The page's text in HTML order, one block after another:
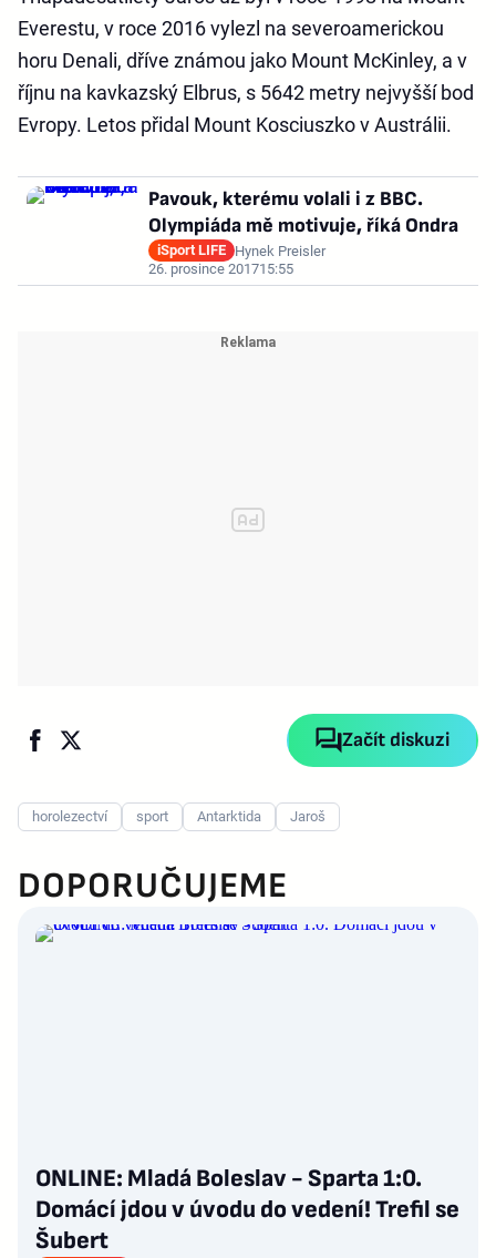
Everestu, v roce 2016 vylezl na severoamerickou
horu Denali, dříve známou jako Mount McKinley, a v
říjnu na kavkazský Elbrus, s 5642 metry nejvyšší bod
Evropy. Letos přidal Mount Kosciuszko v Austrálii.
Pavouk, kterému volali i z BBC.
Olympiáda mě motivuje, říká Ondra
iSport LIFE Hynek Preisler
26. prosince 201715:55
Začít diskuzi
horolezectví sport Antarktida Jaroš
DOPORUČUJEME
ONLINE: Mladá Boleslav - Sparta 1:0.
Domácí jdou v úvodu do vedení! Trefil se
Šubert